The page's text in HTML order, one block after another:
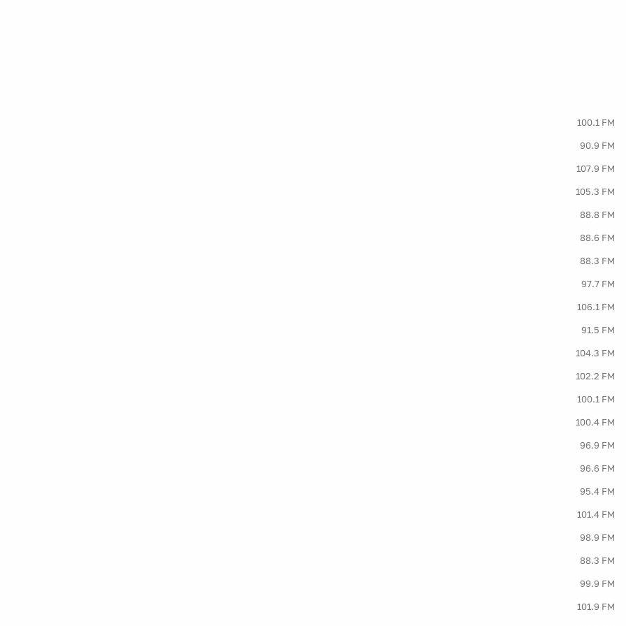
100.1 FM
90.9 FM
107.9 FM
105.3 FM
88.8 FM
88.6 FM
88.3 FM
97.7 FM
106.1 FM
91.5 FM
104.3 FM
102.2 FM
100.1 FM
100.4 FM
96.9 FM
96.6 FM
95.4 FM
101.4 FM
98.9 FM
88.3 FM
99.9 FM
101.9 FM